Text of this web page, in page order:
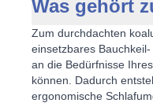
Was gehört
Zum durchdachten
einsetzbares
an die Bedürfnisse
können. Dadurch
ergonomische